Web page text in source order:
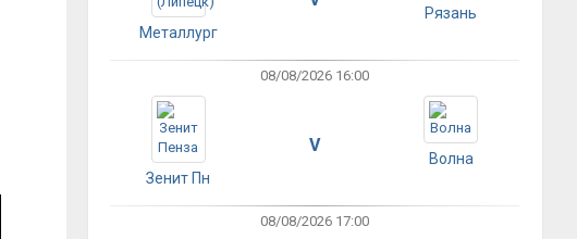
Металлург
Рязань
08/08/2026 16:00
Зенит Пн
V
Волна
08/08/2026 17:00